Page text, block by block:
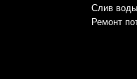
Слив воды
Ремонт